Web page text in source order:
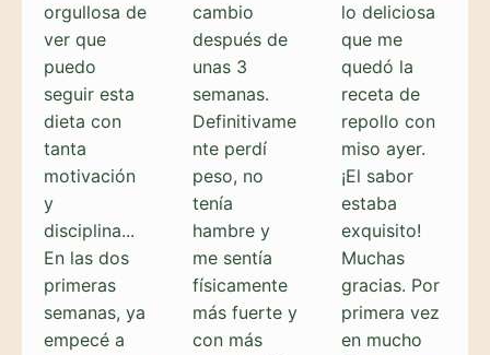
orgullosa de
ver que
puedo
seguir esta
dieta con
tanta
motivación
y
disciplina...
En las dos
primeras
semanas, ya
empecé a
cambio
después de
unas 3
semanas.
Definitivame
nte perdí
peso, no
tenía
hambre y
me sentía
físicamente
más fuerte y
con más
lo deliciosa
que me
quedó la
receta de
repollo con
miso ayer.
¡El sabor
estaba
exquisito!
Muchas
gracias. Por
primera vez
en mucho